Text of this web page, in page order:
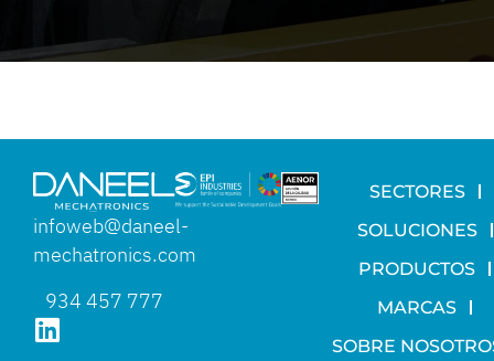
infoweb@daneel-
mechatronics.com
934 457 777
SECTORES
SOLUCIONES
PRODUCTOS
MARCAS
SOBRE